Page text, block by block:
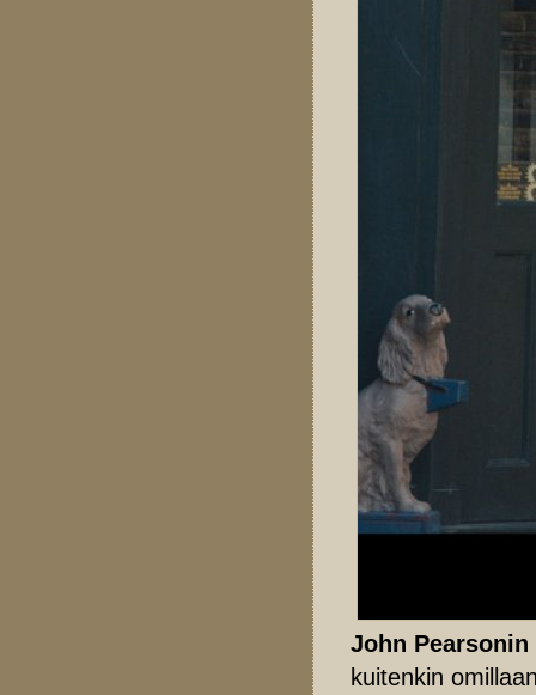
John Pearsonin
kuitenkin